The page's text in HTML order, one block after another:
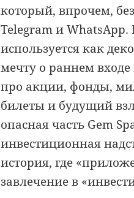
который, впрочем,
Telegram и
используется как
мечту о раннем входе
про акции, фонды,
билеты и будущий
опасная часть Gem
инвестиционная
история, где
завлечение в